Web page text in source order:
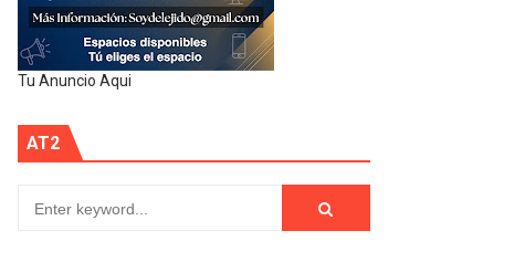
Tu Anuncio Aqui
AT2